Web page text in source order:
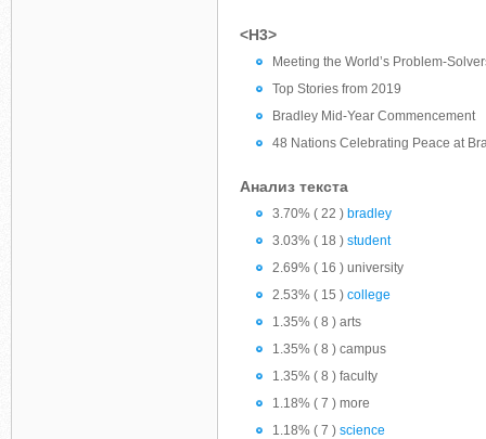
<H3>
Meeting the World’s Problem-
Top Stories from 2019
Bradley Mid-Year Commencement
48 Nations Celebrating Peace at
Анализ текста
3.70% ( 22 ) bradley
3.03% ( 18 ) student
2.69% ( 16 ) university
2.53% ( 15 ) college
1.35% ( 8 ) arts
1.35% ( 8 ) campus
1.35% ( 8 ) faculty
1.18% ( 7 ) more
1.18% ( 7 ) science